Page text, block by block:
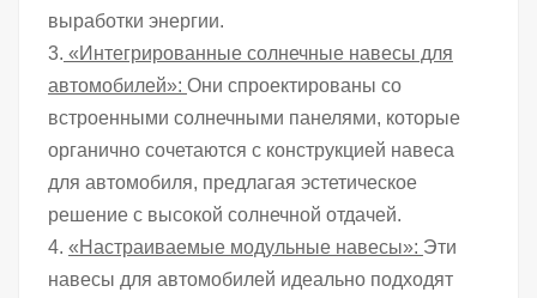
выработки энергии.
3. «Интегрированные солнечные навесы для
автомобилей»: Они спроектированы со
встроенными солнечными панелями, которые
органично сочетаются с конструкцией навеса
для автомобиля, предлагая эстетическое
решение с высокой солнечной отдачей.
4. «Настраиваемые модульные навесы»: Эти
навесы для автомобилей идеально подходят